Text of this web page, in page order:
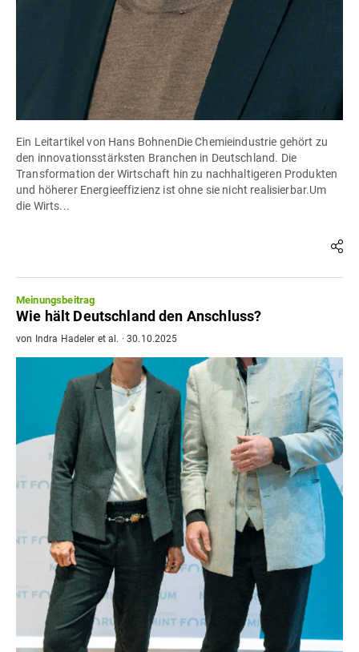
Ein Leitartikel von Hans BohnenDie Chemieindustrie gehört zu
den innovationsstärksten Branchen in Deutschland. Die
Transformation der Wirtschaft hin zu nachhaltigeren Produkten
und höherer Energieeffizienz ist ohne sie nicht realisierbar.Um
die Wirts...
Meinungsbeitrag
Wie hält Deutschland den Anschluss?
von Indra Hadeler et al. ·30.10.2025